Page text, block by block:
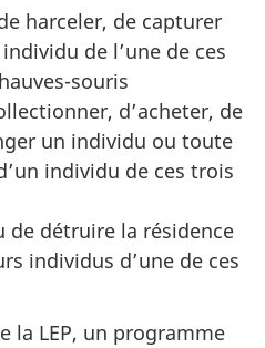
harceler, de capturer
de l’une de ces
souris
d’acheter, de
un individu ou toute
individu de ces trois
de détruire la résidence
individus d’une de ces
la LEP, un programme